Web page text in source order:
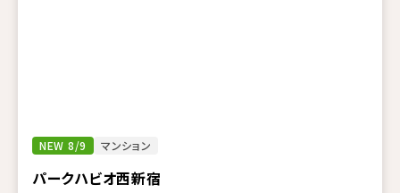
NEW 8/9 マンション
パークハビオ西新宿